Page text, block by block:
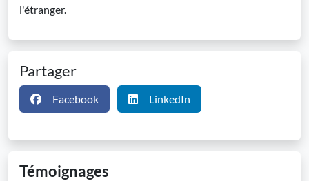
l'étranger.
Partager
Facebook LinkedIn
Témoignages